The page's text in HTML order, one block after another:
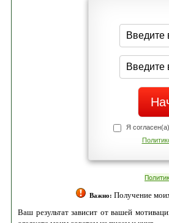
Я
Важно: Получение
Ваш результат зависит от вашей